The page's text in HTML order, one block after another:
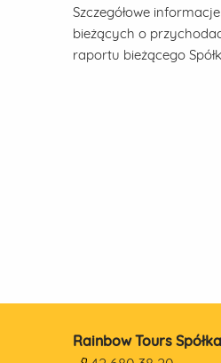
Szczegółowe
bieżących o
raportu bieżącego
Rainbow Tours